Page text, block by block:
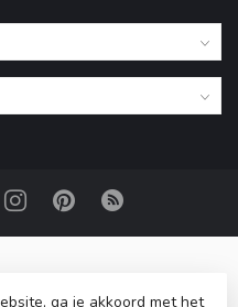
ga je akkoord met het